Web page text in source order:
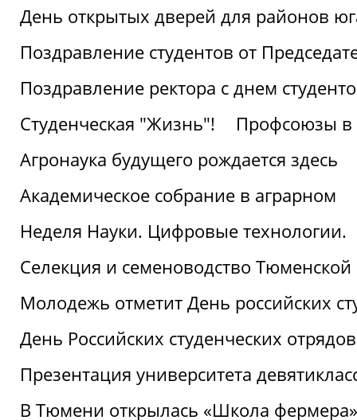
День открытых дверей для районов
Поздравление студентов от
Поздравление ректора с днем
Студенческая "Жизнь"!
Профсоюзы в
Агронаука будущего рождается здесь
Академическое собрание в аграрном
Неделя Науки. Цифровые технологии.
Селекция и семеноводство Тюменской
Молодежь отметит День российских
День Российских студенческих
Презентация университета
В Тюмени открылась «Школа фермера»